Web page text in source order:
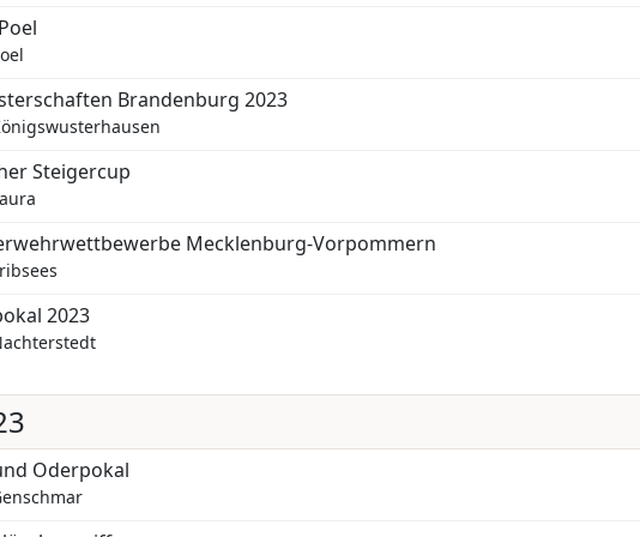
Brandenburg 2023
Steigercup
Mecklenburg-Vorpommern
2023
Oderpokal